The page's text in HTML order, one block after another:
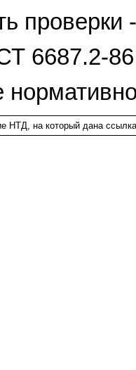
проверки
6687.2-
НТД, на который дана ссылка